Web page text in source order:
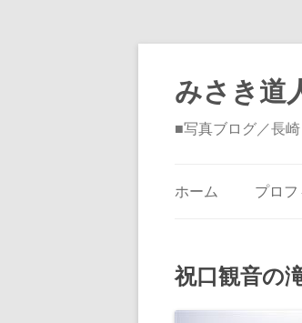
みさき道
■写真ブログ／長
ホーム プロ
祝口観音